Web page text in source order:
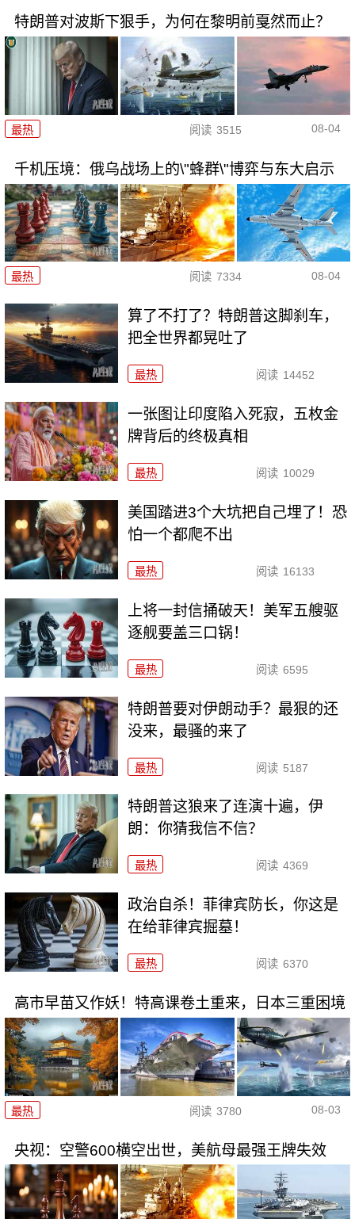
特朗普对波斯下狠手，为何在黎明前戛然而止？
最热 阅读 3515 08-04
千机压境：俄乌战场上的\"蜂群\"博弈与东大启示
最热 阅读 7334 08-04
算了不打了？特朗普这脚刹车，
把全世界都晃吐了
最热 阅读 14452
一张图让印度陷入死寂，五枚金
牌背后的终极真相
最热 阅读 10029
美国踏进3个大坑把自己埋了！恐
怕一个都爬不出
最热 阅读 16133
上将一封信捅破天！美军五艘驱
逐舰要盖三口锅！
最热 阅读 6595
特朗普要对伊朗动手？最狠的还
没来，最骚的来了
最热 阅读 5187
特朗普这狼来了连演十遍，伊
朗：你猜我信不信？
最热 阅读 4369
政治自杀！菲律宾防长，你这是
在给菲律宾掘墓！
最热 阅读 6370
高市早苗又作妖！特高课卷土重来，日本三重困境
最热 阅读 3780 08-03
央视：空警600横空出世，美航母最强王牌失效